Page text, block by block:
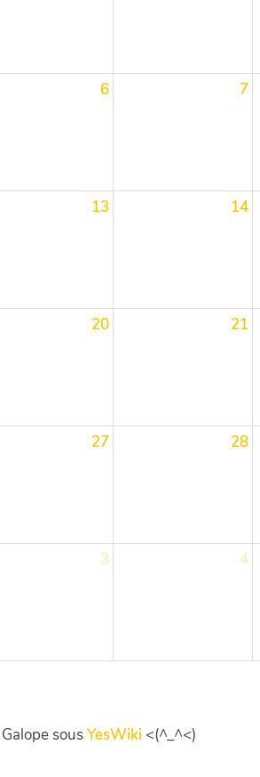
6 7
13 14
20 21
27 28
3 4
sousYesWiki <(^_^<)